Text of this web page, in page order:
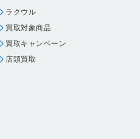
ラクウル
買取対象商品
買取キャンペーン
店頭買取